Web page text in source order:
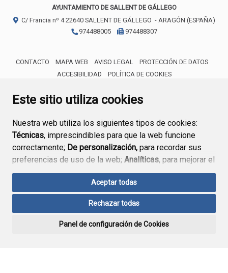
Este sitio utiliza cookies
Nuestra web utiliza los siguientes tipos de cookies:
Técnicas, imprescindibles para que la web funcione
correctamente; De personalización, para recordar sus
preferencias de uso de la web; Analíticas, para mejorar el
funcionamiento de la web y sus servicios.
Si acepta pulsando el botón“Aceptar todas”
consideramos que acepta su uso. Si pulsa el botón
ninguna acción, se guardarán las cookies técnicas
Aceptar todas
Rechazar todas
Panel de configuración de Cookies
AYUNTAMIENTO DE SALLENT DE GÁLLEGO
C/ Francia nº 422640 SALLENT DE GÁLLEGO - ARAGÓN (ESPAÑA)
974488005
974488307
CONTACTO MAPA WEB AVISO LEGAL
PROTECCIÓN DE DATOS
ACCESIBILIDAD
POLÍTICA DE COOKIES